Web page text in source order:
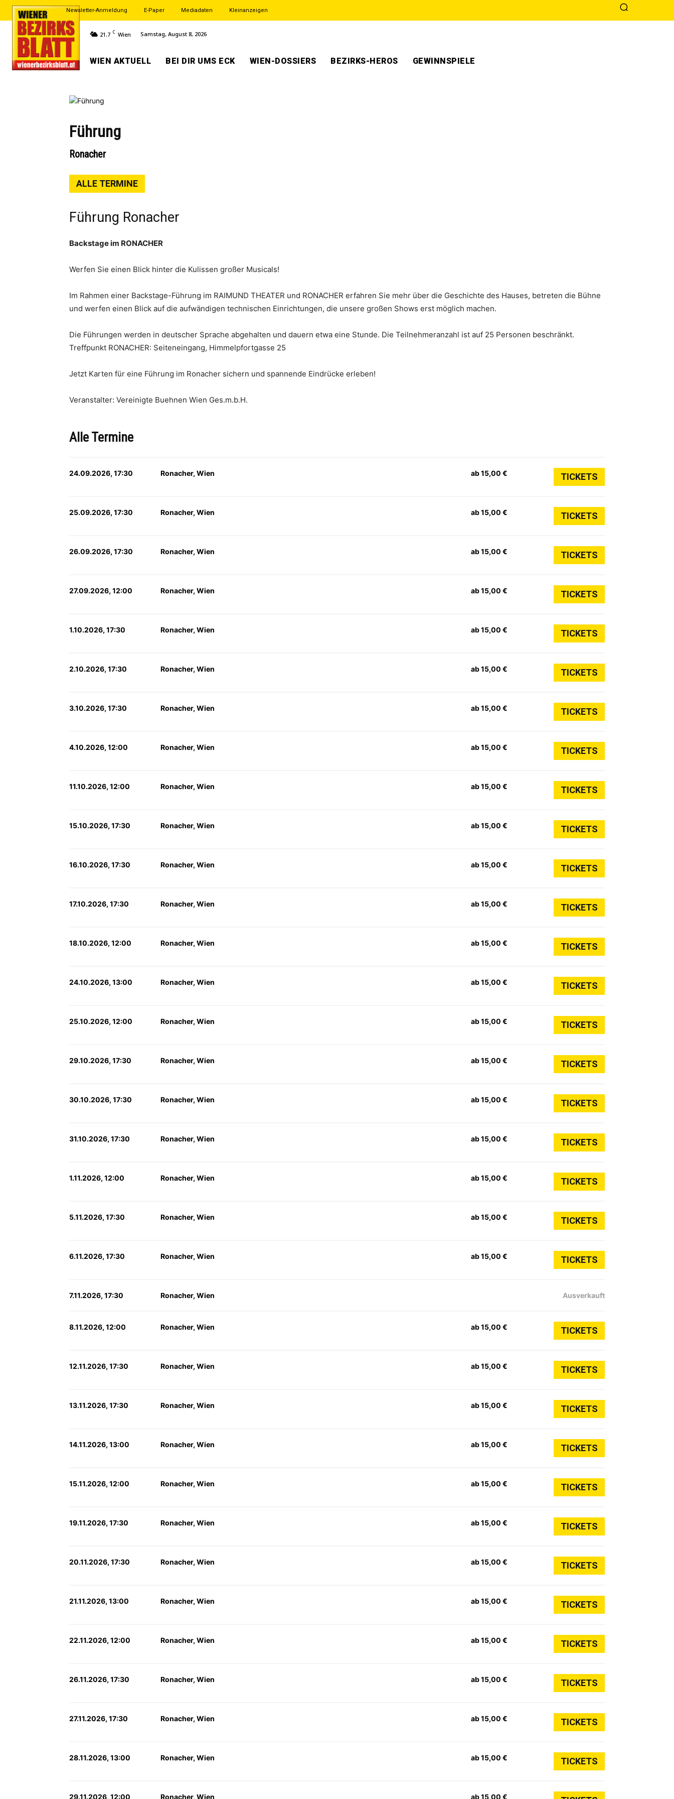
Newsletter-Anmeldung E-Paper Mediadaten Kleinanzeigen
21.7 C Wien Samstag, August 8, 2026
WIEN AKTUELL BEI DIR UMS ECK WIEN-DOSSIERS BEZIRKS-HEROS GEWINNSPIELE
Führung
Ronacher
ALLE TERMINE
Führung Ronacher
Backstage im RONACHER
Werfen Sie einen Blick hinter die Kulissen großer Musicals!
Im Rahmen einer Backstage-Führung im RAIMUND THEATER und RONACHER erfahren Sie mehr über die Geschichte des Hauses, betreten die Bühne
und werfen einen Blick auf die aufwändigen technischen Einrichtungen, die unsere großen Shows erst möglich machen.
Die Führungen werden in deutscher Sprache abgehalten und dauern etwa eine Stunde. Die Teilnehmeranzahl ist auf 25 Personen beschränkt.
Treffpunkt RONACHER: Seiteneingang, Himmelpfortgasse 25
Jetzt Karten für eine Führung im Ronacher sichern und spannende Eindrücke erleben!
Veranstalter: Vereinigte Buehnen Wien Ges.m.b.H.
Alle Termine
24.09.2026, 17:30 Ronacher, Wien ab 15,00 € TICKETS
25.09.2026, 17:30 Ronacher, Wien ab 15,00 € TICKETS
26.09.2026, 17:30 Ronacher, Wien ab 15,00 € TICKETS
27.09.2026, 12:00 Ronacher, Wien ab 15,00 € TICKETS
1.10.2026, 17:30 Ronacher, Wien ab 15,00 € TICKETS
2.10.2026, 17:30 Ronacher, Wien ab 15,00 € TICKETS
3.10.2026, 17:30 Ronacher, Wien ab 15,00 € TICKETS
4.10.2026, 12:00 Ronacher, Wien ab 15,00 € TICKETS
11.10.2026, 12:00 Ronacher, Wien ab 15,00 € TICKETS
15.10.2026, 17:30 Ronacher, Wien ab 15,00 € TICKETS
16.10.2026, 17:30 Ronacher, Wien ab 15,00 € TICKETS
17.10.2026, 17:30 Ronacher, Wien ab 15,00 € TICKETS
18.10.2026, 12:00 Ronacher, Wien ab 15,00 € TICKETS
24.10.2026, 13:00 Ronacher, Wien ab 15,00 € TICKETS
25.10.2026, 12:00 Ronacher, Wien ab 15,00 € TICKETS
29.10.2026, 17:30 Ronacher, Wien ab 15,00 € TICKETS
30.10.2026, 17:30 Ronacher, Wien ab 15,00 € TICKETS
31.10.2026, 17:30 Ronacher, Wien ab 15,00 € TICKETS
1.11.2026, 12:00 Ronacher, Wien ab 15,00 € TICKETS
5.11.2026, 17:30 Ronacher, Wien ab 15,00 € TICKETS
6.11.2026, 17:30 Ronacher, Wien ab 15,00 € TICKETS
7.11.2026, 17:30 Ronacher, Wien Ausverkauft
8.11.2026, 12:00 Ronacher, Wien ab 15,00 € TICKETS
12.11.2026, 17:30 Ronacher, Wien ab 15,00 € TICKETS
13.11.2026, 17:30 Ronacher, Wien ab 15,00 € TICKETS
14.11.2026, 13:00 Ronacher, Wien ab 15,00 € TICKETS
15.11.2026, 12:00 Ronacher, Wien ab 15,00 € TICKETS
19.11.2026, 17:30 Ronacher, Wien ab 15,00 € TICKETS
20.11.2026, 17:30 Ronacher, Wien ab 15,00 € TICKETS
21.11.2026, 13:00 Ronacher, Wien ab 15,00 € TICKETS
22.11.2026, 12:00 Ronacher, Wien ab 15,00 € TICKETS
26.11.2026, 17:30 Ronacher, Wien ab 15,00 € TICKETS
27.11.2026, 17:30 Ronacher, Wien ab 15,00 € TICKETS
28.11.2026, 13:00 Ronacher, Wien ab 15,00 € TICKETS
29.11.2026, 12:00 Ronacher, Wien ab 15,00 €